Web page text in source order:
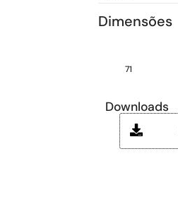
Dimensões
71
Downloads